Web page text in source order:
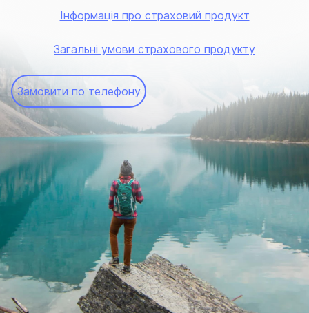
Інформація про страховий продукт
Загальні умови страхового продукту
Замовити по телефону